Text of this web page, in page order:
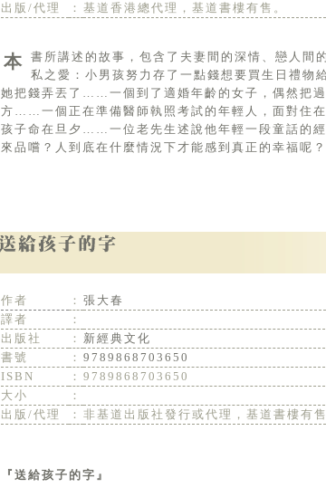
出版/代理
： 基道香港總代理，基道書樓有售。
本書所講述的故事，包含了夫妻間的深情、戀人間的真愛，親情的滿足、鄰人的友誼，以及陌生人間可貴的無
私之愛：小男孩努力存了一點錢想要買生日禮物
她把錢弄丟了……一個到了適婚年齡的女子，偶然把
方……一個正在準備醫師執照考試的年輕人，面對住
孩子命在旦夕……一位老先生述說他年輕一段童話的
來品嚐？人到底在什麼情況下才能感到真正的幸福呢
作者 ： 張大春
譯者
：
出版社
： 新經典文化
書號
： 9789868703650
ISBN
： 9789868703650
大小
：
出版/代理
： 非基道出版社發行或代理，基道書樓有售
『送給孩子的字』